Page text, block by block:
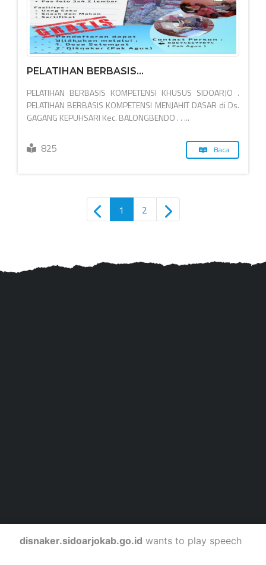
PELATIHAN BERBASIS...
PELATIHAN BERBASIS KOMPETENSI KHUSUS SIDOARJO .
PELATIHAN BERBASIS KOMPETENSI MENJAHIT DASAR di Ds.
GAGANG KEPUHSARI Kec. BALONGBENDO . . ...
825 Baca
1 2
disnaker.sidoarjokab.go.id wants to play speech